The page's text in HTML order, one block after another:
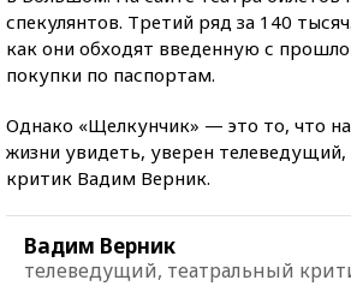
спекулянтов. Третий ряд за 140
как они обходят введенную с
покупки по паспортам.
Однако «Щелкунчик» — это то, что
жизни увидеть, уверен
критик Вадим Верник.
Вадим Верник
телеведущий, театральный